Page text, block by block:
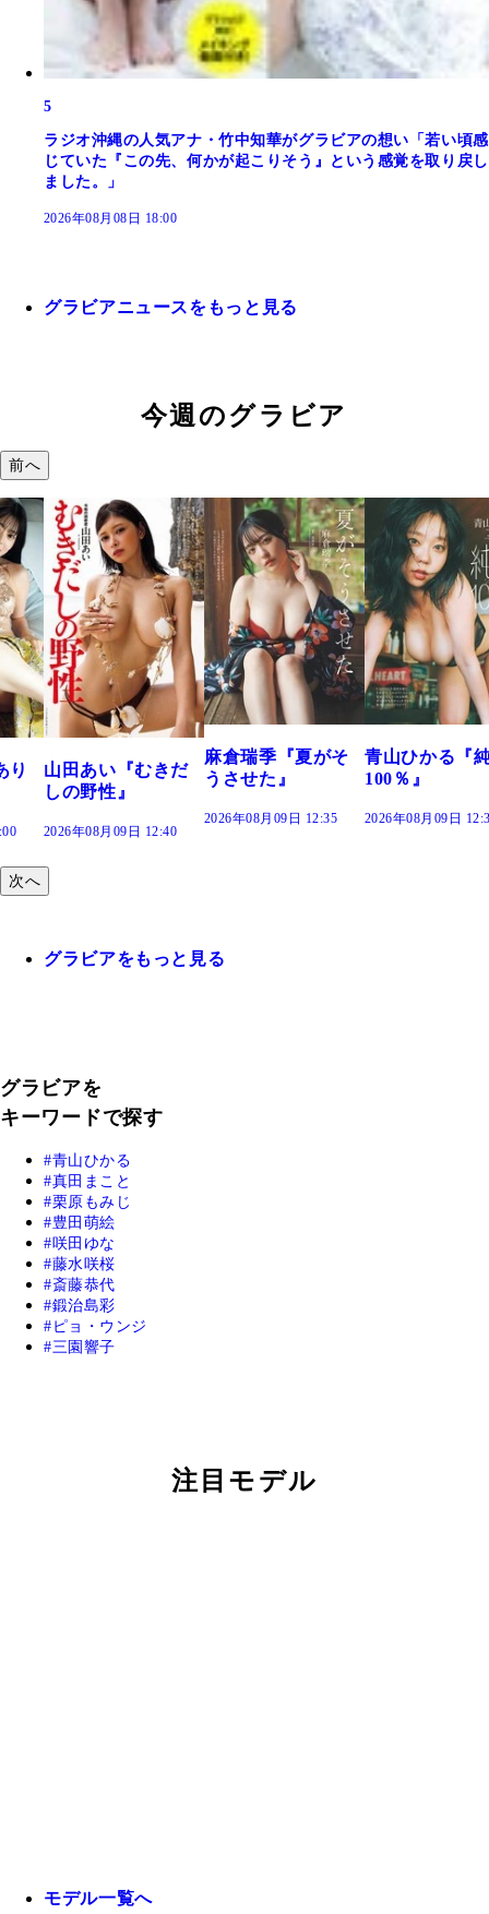
5
ラジオ沖縄の人気アナ・竹中知華がグラビアの想い「若い頃感
じていた『この先、何かが起こりそう』という感覚を取り戻し
ました。」
2026年08月08日 18:00
グラビアニュースをもっと見る
今週のグラビア
前へ
だ
麻倉瑞季『夏がそ
うさせた』
青山ひかる『純度
100％』
2026年08月09日 12:30
溝端 葵『もう
つの、あおい
で。』
2026年08月09日
次へ
グラビアをもっと見る
グラビアを
キーワードで探す
青山ひかる
真田まこと
栗原もみじ
豊田萌絵
咲田ゆな
藤水咲桜
斎藤恭代
鍛治島彩
ピョ・ウンジ
三園響子
注目モデル
モデル一覧へ